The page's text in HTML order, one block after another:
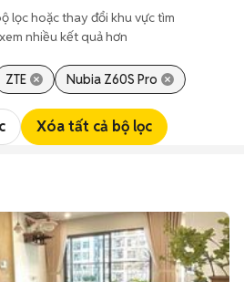
lọc hoặc thay đổi khu vực tìm
nhiều kết quả hơn
ZTE Nubia Z60S Pro
Xóa tất cả bộ lọc